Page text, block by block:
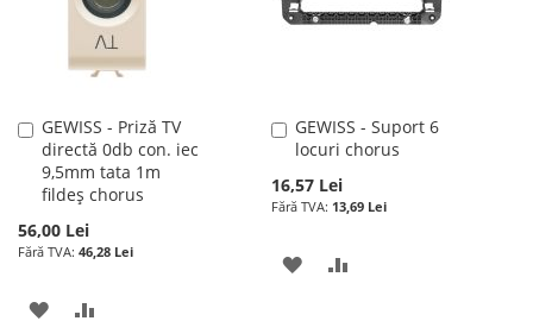
DORINTE
DORINTE
GEWISS - Priză TV
directă 0db con. iec
9,5mm tata 1m
fildeș chorus
56,00 Lei
46,28 Lei
Adauga
în
cos
ADAUGATI
GEWISS - Suport 6
locuri chorus
16,57 Lei
13,69 Lei
Adauga
în
ADAUGATI